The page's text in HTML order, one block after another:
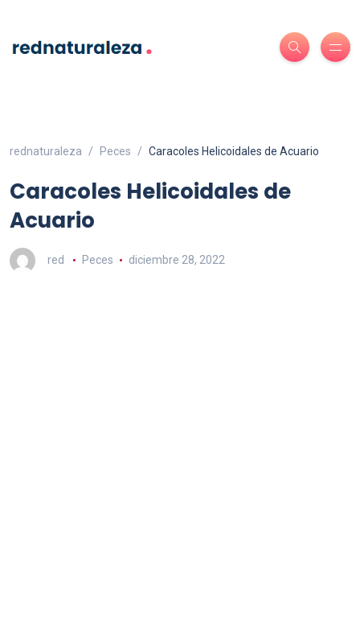
rednaturaleza Peces Caracoles Helicoidales de Acuario
Caracoles Helicoidales de
Acuario
red Peces diciembre 28, 2022